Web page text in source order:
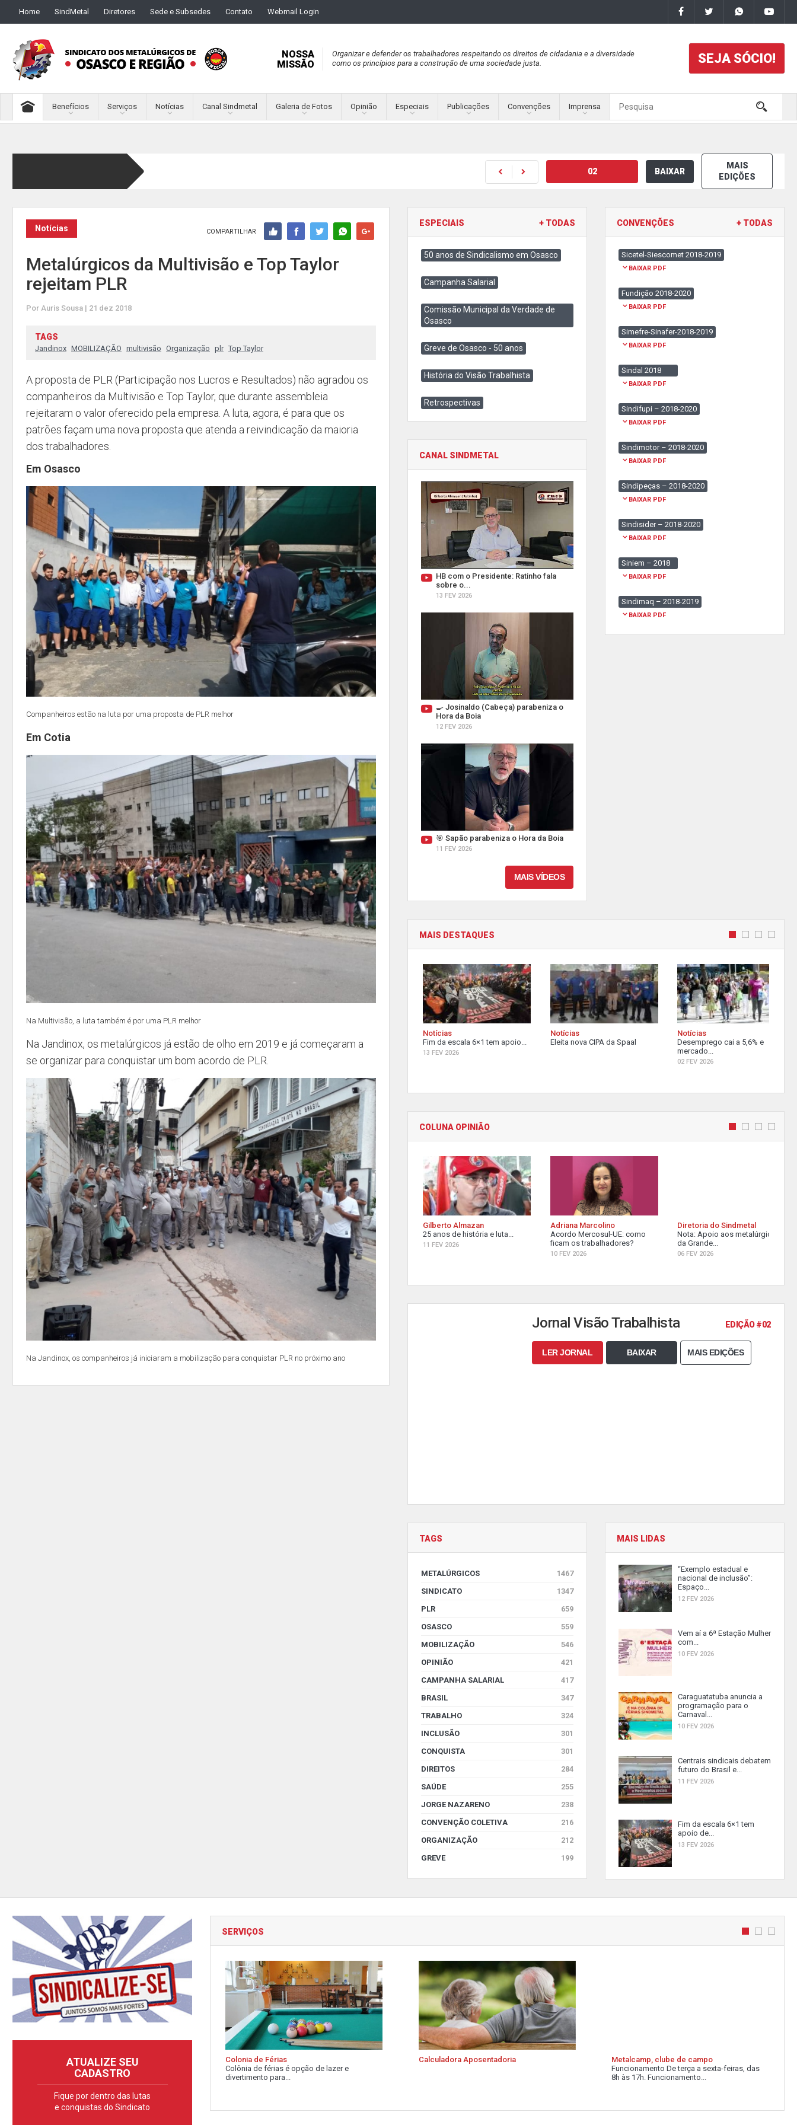
Home SindMetal Diretores Sede e Subsedes Contato Webmail Login
NOSSA
MISSÃO
Organizar e defender os trabalhadores respeitando os direitos de cidadania e a diversidade
como os princípios para a construção de uma sociedade justa.
SEJA SÓCIO!
Benefícios Serviços Notícias Canal Sindmetal Galeria de Fotos Opinião Especiais Publicações Convenções Imprensa
02 BAIXAR
MAIS
EDIÇÕES
Notícias COMPARTILHAR
Metalúrgicos da Multivisão e Top Taylor
rejeitam PLR
Por Auris Sousa | 21 dez 2018
TAGS
Jandinox MOBILIZAÇÃO multivisão Organização plr Top Taylor
A proposta de PLR (Participação nos Lucros e Resultados) não agradou os
companheiros da Multivisão e Top Taylor, que durante assembleia
rejeitaram o valor oferecido pela empresa. A luta, agora, é para que os
patrões façam uma nova proposta que atenda a reivindicação da maioria
dos trabalhadores.
Em Osasco
Companheiros estão na luta por uma proposta de PLR melhor
Em Cotia
Na Multivisão, a luta também é por uma PLR melhor
Na Jandinox, os metalúrgicos já estão de olho em 2019 e já começaram a
se organizar para conquistar um bom acordo de PLR.
Na Jandinox, os companheiros já iniciaram a mobilização para conquistar PLR no próximo ano
ESPECIAIS + TODAS
50 anos de Sindicalismo em Osasco
Campanha Salarial
Comissão Municipal da Verdade de
Osasco
Greve de Osasco - 50 anos
História do Visão Trabalhista
Retrospectivas
CANAL SINDMETAL
HB com o Presidente: Ratinho fala
sobre o...
13 FEV 2026
🍳 Josinaldo (Cabeça) parabeniza o
Hora da Boia
12 FEV 2026
🎯 Sapão parabeniza o Hora da Boia
11 FEV 2026
MAIS VÍDEOS
CONVENÇÕES + TODAS
Sicetel-Siescomet 2018-2019
BAIXAR PDF
Fundição 2018-2020
BAIXAR PDF
Simefre-Sinafer-2018-2019
BAIXAR PDF
Sindal 2018
BAIXAR PDF
Sindifupi – 2018-2020
BAIXAR PDF
Sindimotor – 2018-2020
BAIXAR PDF
Sindipeças – 2018-2020
BAIXAR PDF
Sindisider – 2018-2020
BAIXAR PDF
Siniem – 2018
BAIXAR PDF
Sindimaq – 2018-2019
BAIXAR PDF
MAIS DESTAQUES
Notícias
Fim da escala 6×1 tem apoio...
13 FEV 2026
Notícias
Eleita nova CIPA da Spaal
Notícias
Desemprego cai a 5,6% e
mercado...
02 FEV 2026
COLUNA OPINIÃO
Gilberto Almazan
25 anos de história e luta...
11 FEV 2026
Adriana Marcolino
Acordo Mercosul-UE: como
ficam os trabalhadores?
10 FEV 2026
Diretoria do Sindmetal
Nota: Apoio aos metalúrgicos
da Grande...
06 FEV 2026
Jornal Visão Trabalhista EDIÇÃO #02
LER JORNAL BAIXAR MAIS EDIÇÕES
TAGS
METALÚRGICOS
1467
SINDICATO
1347
PLR
659
OSASCO
559
MOBILIZAÇÃO
546
OPINIÃO
421
CAMPANHA SALARIAL
417
BRASIL
347
TRABALHO
324
INCLUSÃO
301
CONQUISTA
301
DIREITOS
284
SAÚDE
255
JORGE NAZARENO
238
CONVENÇÃO COLETIVA
216
ORGANIZAÇÃO
212
GREVE
199
MAIS LIDAS
“Exemplo estadual e
nacional de inclusão”:
Espaço...
12 FEV 2026
Vem aí a 6ª Estação Mulher
com...
10 FEV 2026
Caraguatatuba anuncia a
programação para o
Carnaval...
10 FEV 2026
Centrais sindicais debatem
futuro do Brasil e...
11 FEV 2026
Fim da escala 6×1 tem
apoio de...
13 FEV 2026
ATUALIZE SEU
CADASTRO
Fique por dentro das lutas
e conquistas do Sindicato
SERVIÇOS
Colonia de Férias
Colônia de férias é opção de lazer e
divertimento para...
Calculadora Aposentadoria
Metalcamp, clube de campo
Funcionamento De terça a sexta-feiras, das
8h às 17h. Funcionamento...